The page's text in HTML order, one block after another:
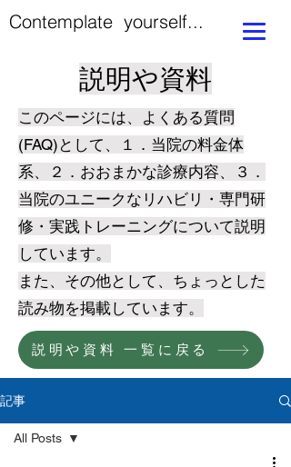
Contemplate yourself...
説明や資料
このページには、よくある質問
(FAQ)として、１．当院の料金体
系、２．おおまかな診療内容、３．
当院のユニークなリハビリ・専門研
修・実践トレーニングについて説明
しています。
​また、その他として、ちょっとした
読み物を掲載しています。
説明や資料 一覧に戻る
記事
All Posts